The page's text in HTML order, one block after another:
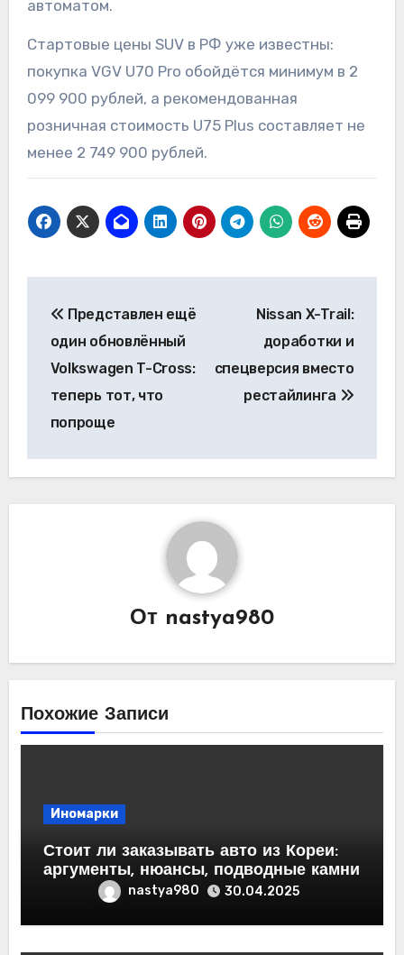
автоматом.
Стартовые цены SUV в РФ уже известны:
покупка VGV U70 Pro обойдётся минимум в 2
099 900 рублей, а рекомендованная
розничная стоимость U75 Plus составляет не
менее 2 749 900 рублей.
по
записям
Представлен ещё
один обновлённый
Volkswagen T-Cross:
теперь тот, что
попроще
Nissan X-Trail:
доработки и
спецверсия вместо
рестайлинга
От nastya980
Похожие Записи
Иномарки
Стоит ли заказывать авто из Кореи:
аргументы, нюансы, подводные камни
nastya980 30.04.2025